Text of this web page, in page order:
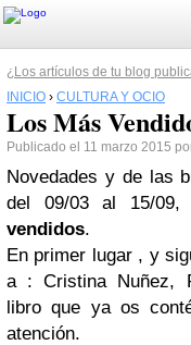
¿Los artículos de tu blog
INICIO › CULTURA Y OCIO
Los Más
Publicado el 11 marzo 2015
Novedades y de las
del 09/03 al 15/
vendidos.
En primer lugar , y
a : Cristina Nuñez,
libro que ya os
atención.